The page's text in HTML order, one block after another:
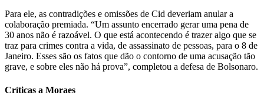
Para ele, as contradições e omissões de Cid deveriam anular a
colaboração premiada. “Um assunto encerrado gerar uma pena de
30 anos não é razoável. O que está acontecendo é trazer algo que se
traz para crimes contra a vida, de assassinato de pessoas, para o 8 de
Janeiro. Esses são os fatos que dão o contorno de uma acusação tão
grave, e sobre eles não há prova”, completou a defesa de Bolsonaro.
Críticas a Moraes